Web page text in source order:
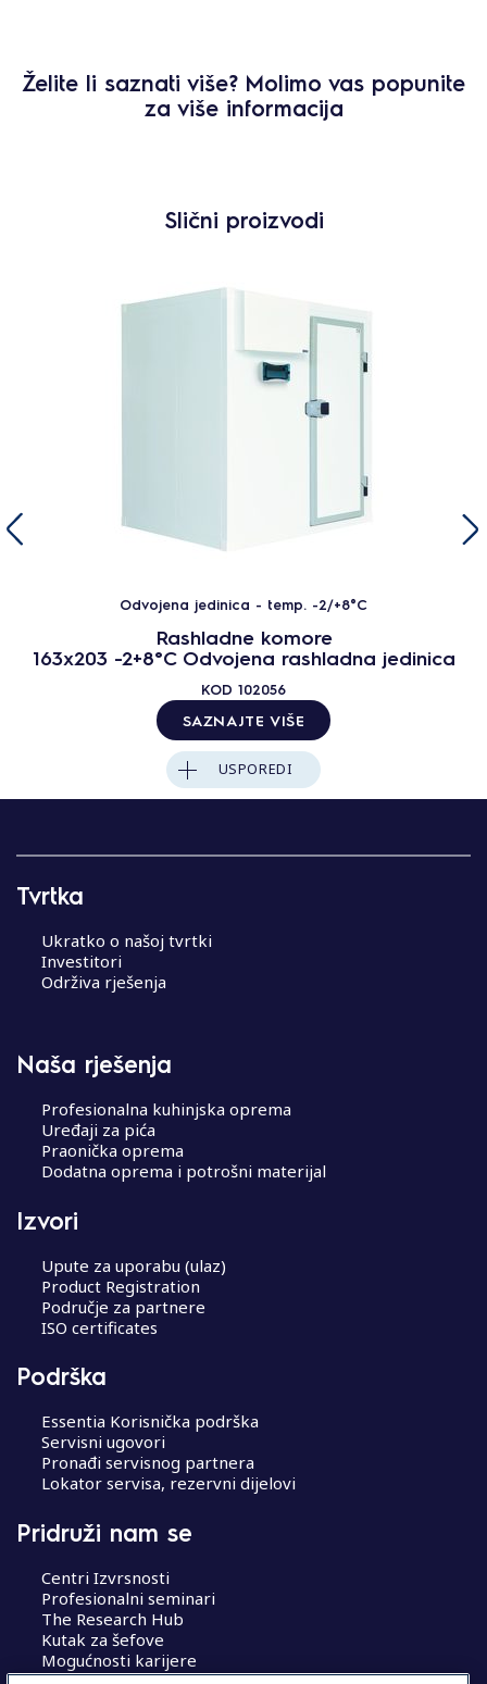
Želite li saznati više? Molimo vas popunite
za više informacija
Slični proizvodi
Odvojena jedinica - temp. -2/+8°C
Rashladne komore
163x203 -2+8°C Odvojena rashladna jedinica
KOD 102056
SAZNAJTE VIŠE
USPOREDI
Tvrtka
Ukratko o našoj tvrtki
Investitori
Održiva rješenja
Naša rješenja
Profesionalna kuhinjska oprema
Uređaji za pića
Praonička oprema
Dodatna oprema i potrošni materijal
Izvori
Upute za uporabu (ulaz)
Product Registration
Područje za partnere
ISO certificates
Podrška
Essentia Korisnička podrška
Servisni ugovori
Pronađi servisnog partnera
Lokator servisa, rezervni dijelovi
Pridruži nam se
Centri Izvrsnosti
Profesionalni seminari
The Research Hub
Kutak za šefove
Mogućnosti karijere